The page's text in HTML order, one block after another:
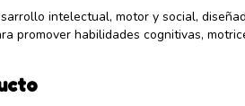
intelectual, motor y social,
promover habilidades cognitivas,